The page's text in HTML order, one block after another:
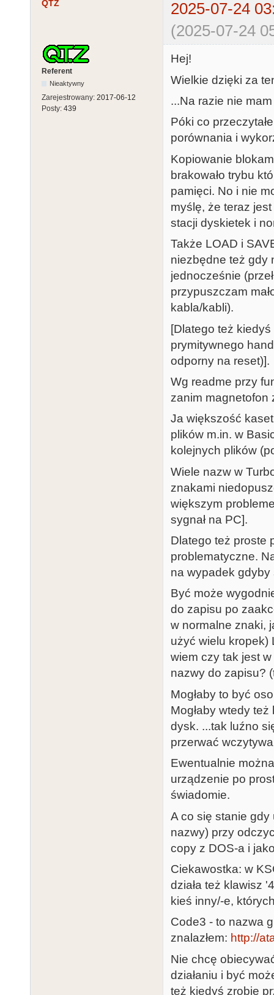
QTZ
2025-07-24
(2025-07-24
Referent
Nieaktywny
Zarejestrowany: 2017-06-12
Posty: 439
Hej!
Wielkie dzięki za
...Na razie nie
Póki co
porównania i
Kopiowanie
brakowało trybu
pamięci. No i nie
myślę, że teraz
stacji dyskietek i
Także LOAD i
niezbędne też gdy
jednocześnie
przypuszczam
kabla/kabli).
[Dlatego też kiedyś
prymitywnego
odporny na reset)].
Wg readme przy
zanim magnetofon
Ja większość
plików m.in. w
kolejnych plików
Wiele nazw w
znakami
większym
sygnał na PC].
Dlatego też proste
problematyczne.
na wypadek gdyby
Być może
do zapisu po
w normalne znaki,
użyć wielu kropek)
wiem czy tak jest
nazwy do zapisu?
Mogłaby to być
Mogłaby wtedy
dysk. ...tak luźno
przerwać
Ewentualnie
urządzenie po
świadomie.
A co się stanie
nazwy) przy
copy z DOS-a i
Ciekawostka: w
działa też klawisz
kieś inny/-e,
Code3 - to nazwa
znalazłem: http://
Nie chcę
działaniu i być
też kiedyś zrobię